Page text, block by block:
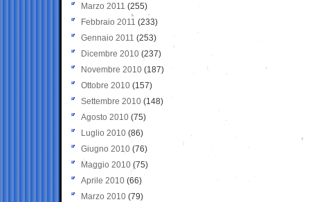
Marzo 2011 (255)
Febbraio 2011 (233)
Gennaio 2011 (253)
Dicembre 2010 (237)
Novembre 2010 (187)
Ottobre 2010 (157)
Settembre 2010 (148)
Agosto 2010 (75)
Luglio 2010 (86)
Giugno 2010 (76)
Maggio 2010 (75)
Aprile 2010 (66)
Marzo 2010 (79)